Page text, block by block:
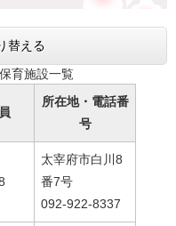
替える
育施設一覧
所在地・ 電話番
号
太宰府市白川8
番7号
092-922-8337